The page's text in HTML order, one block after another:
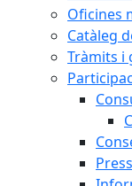
Oficines
Catàleg
Tràmits i